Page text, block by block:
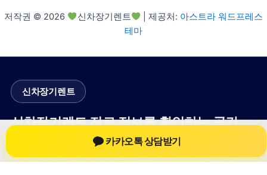
저작권 © 2026 신차장기렌트 | 제공처: 아스트라 워드프레스
테마
신차장기렌트
신차장기렌트 진료 정보를 확인하는 공간
신차장기렌트 관련 진료 정보, 방문 전 확인할 수 있는 기준, 치과
선택 시 참고할 수 있는 내용을 sbstaffing4all.com 안에서 확인할
카카오톡 상담받기